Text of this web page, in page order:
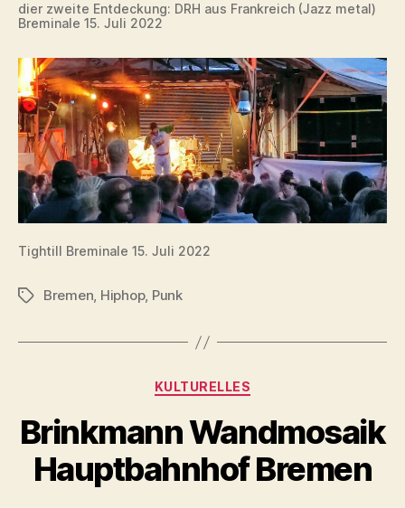
dier zweite Entdeckung: DRH aus Frankreich (Jazz metal)
Breminale 15. Juli 2022
Tightill Breminale 15. Juli 2022
Schlagwörter
Bremen, Hiphop, Punk
Kategorien
KULTURELLES
Brinkmann Wandmosaik
Hauptbahnhof Bremen